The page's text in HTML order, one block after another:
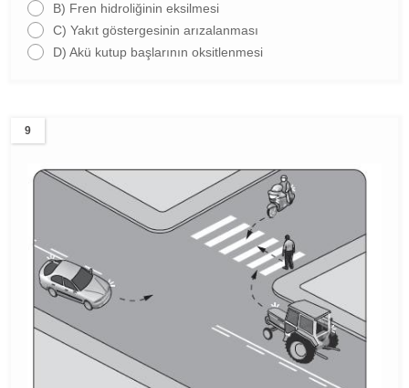
B) Fren hidroliğinin eksilmesi
C) Yakıt göstergesinin arızalanması
D) Akü kutup başlarının oksitlenmesi
9